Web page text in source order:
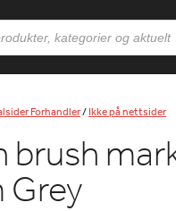
Forhandler/Ikke på nettsider
brush
Grey